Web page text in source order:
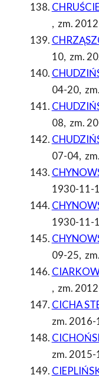
, zm.
10, zm.
04-20,
08, zm.
07-04,
1930-11-
1930-11-
09-25,
, zm.
CICHA
zm.
zm.